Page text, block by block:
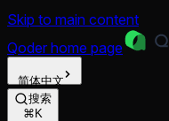
Skip to main content
Qoder home page
简体中文
搜索
⌘K